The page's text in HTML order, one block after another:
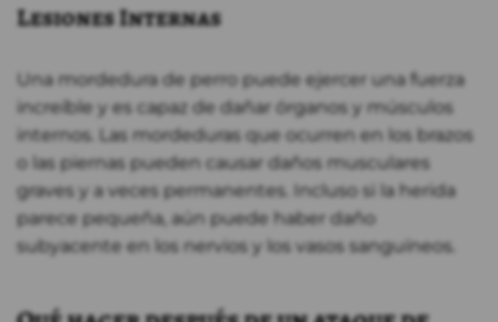
Lesiones Internas
Una mordedura de perro puede ejercer una fuerza
increíble y es capaz de dañar órganos y músculos
internos. Las mordeduras que ocurren en los brazos
o las piernas pueden causar daños musculares
graves y a veces permanentes. Incluso si la herida
parece pequeña, aún puede haber daño
subyacente en los nervios y los vasos sanguíneos.